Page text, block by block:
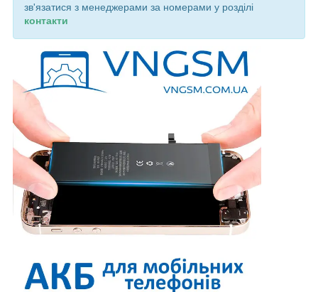
зв'язатися з менеджерами за номерами у розділі
контакти